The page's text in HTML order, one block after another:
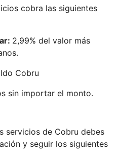
cobra las siguientes
2,99% del valor más
Cobru
sin importar el monto.
servicios de Cobru debes
y seguir los siguientes